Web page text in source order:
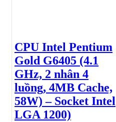
CPU Intel Pentium
Gold G6405 (4.1
GHz, 2 nhân 4
luồng, 4MB Cache,
58W) – Socket Intel
LGA 1200)